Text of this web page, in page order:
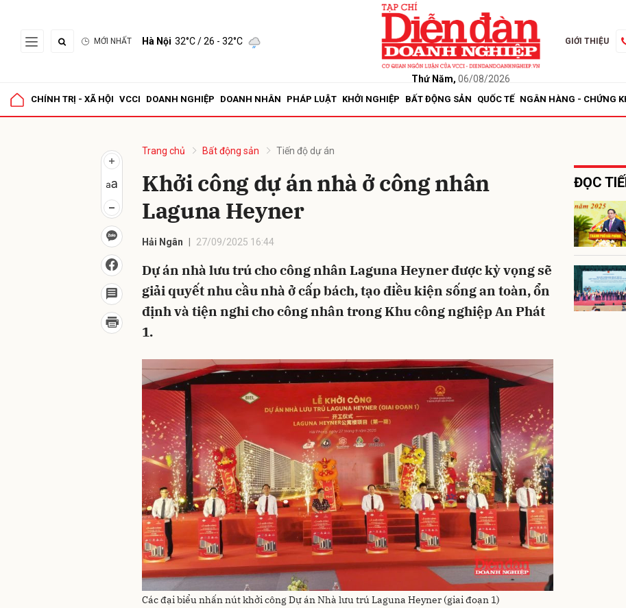
MỚI NHẤT Hà Nội 32°C/ 26 - 32°C
Thứ Năm, 06/08/2026
GIỚI THIỆU
CHÍNH TRỊ - XÃ HỘI VCCI DOANH NGHIỆP DOANH NHÂN PHÁP LUẬT KHỞI NGHIỆP BẤT ĐỘNG SẢN QUỐC TẾ NGÂN HÀNG - CHỨNG
Trang chủ Bất động sản Tiến độ dự án
Khởi công dự án nhà ở công nhân
Laguna Heyner
Hải Ngân 27/09/2025 16:44
Dự án nhà lưu trú cho công nhân Laguna Heyner được kỳ vọng sẽ
giải quyết nhu cầu nhà ở cấp bách, tạo điều kiện sống an toàn, ổn
định và tiện nghi cho công nhân trong Khu công nghiệp An Phát
1.
Các đại biểu nhấn nút khởi công Dự án Nhà lưu trú Laguna Heyner (giai đoạn 1)
ĐỌC
Gửi